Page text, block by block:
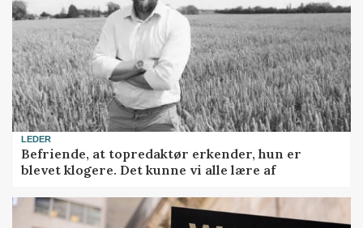
LEDER
Befriende, at topredaktør erkender, hun er
blevet klogere. Det kunne vi alle lære af